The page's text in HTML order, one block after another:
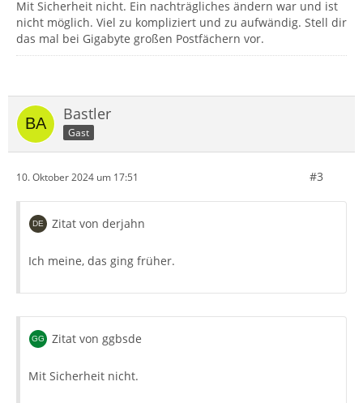
Mit Sicherheit nicht. Ein nachträgliches ändern war und ist
nicht möglich. Viel zu kompliziert und zu aufwändig. Stell dir
das mal bei Gigabyte großen Postfächern vor.
Bastler
Gast
10. Oktober 2024 um 17:51 #3
Zitat von derjahn
Ich meine, das ging früher.
Zitat von ggbsde
Mit Sicherheit nicht.